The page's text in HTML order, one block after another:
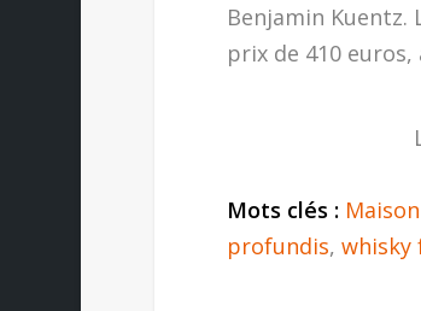
Benjamin Kuentz.
prix de 410
Mots clés :
profundis, whisky